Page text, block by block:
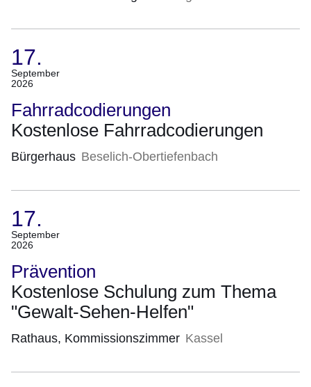
17.
September
2026
(Termin:
17.
September
Fahrradcodierungen
Kostenlose Fahrradcodierungen
Bürgerhaus Beselich-Obertiefenbach
17.
September
2026
(Termin:
17.
September
Prävention
Kostenlose Schulung zum Thema
"Gewalt-Sehen-Helfen"
Rathaus, Kommissionszimmer Kassel